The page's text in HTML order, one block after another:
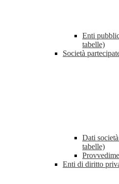
Enti
tabelle)
Società
Dati
tabelle)
Enti di diritto